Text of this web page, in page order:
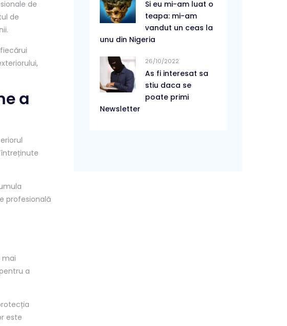
de
de
a
profesională
mai
a
este
Si eu mi-am luat o
teapa: mi-am
vandut un ceas la
unu din Nigeria
26/10/2022
As fi interesat sa
stiu daca se
poate primi
Newsletter